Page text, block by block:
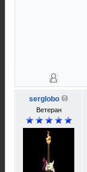
serglobo
Ветеран